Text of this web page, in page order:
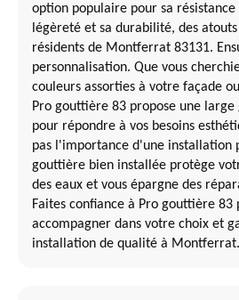
option populaire pour sa résistance
légèreté et sa durabilité, des
résidents de Montferrat 83131.
personnalisation. Que vous
couleurs assorties à votre façade
Pro gouttière 83 propose une
pour répondre à vos besoins
pas l'importance d'une installation
gouttière bien installée protège
des eaux et vous épargne des
Faites confiance à Pro gouttière 83
accompagner dans votre choix et
installation de qualité à Montferrat.